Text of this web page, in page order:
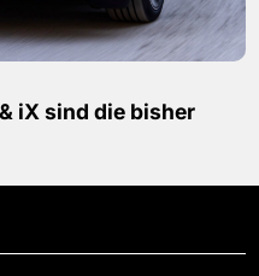
iX sind die bisher